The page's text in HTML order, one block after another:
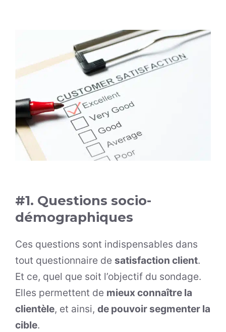
#1. Questions socio-
démographiques
Ces questions sont indispensables dans
tout questionnaire de satisfaction client.
Et ce, quel que soit l’objectif du sondage.
Elles permettent de mieux connaître la
clientèle, et ainsi, de pouvoir segmenter la
cible.